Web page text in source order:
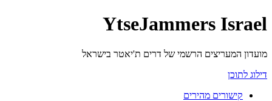
YtseJammers Israel
מועדון המעריצים הרשמי של דרים ת'יאטר בישראל
דילוג לתוכן
קישורים מהירים